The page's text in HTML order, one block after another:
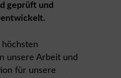
geprüft und
unsere Arbeit und
für unsere